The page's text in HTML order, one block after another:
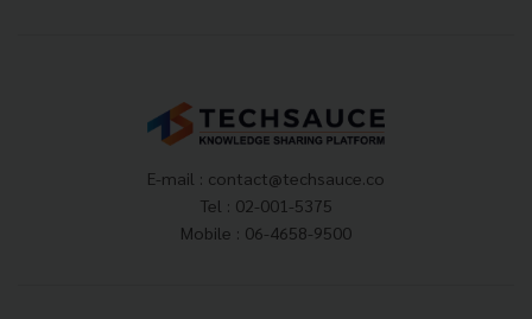
E-mail : contact@techsauce.co
Tel : 02-001-5375
Mobile : 06-4658-9500